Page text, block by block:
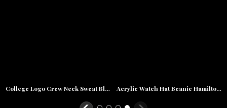
♪♪
College Logo Crew Neck Sweat Black クルーネック スウェット Acrylic Watch Hat Beanie Hamilton Brown Black Ash ビーニー ニット帽